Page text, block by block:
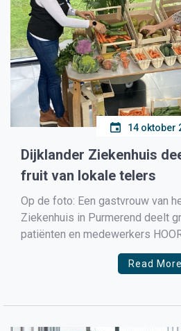
14 oktober
Dijklander Ziekenhuis
fruit van lokale telers
Op de foto: Een gastvrouw van
Ziekenhuis in Purmerend deelt
patiënten en medewerkers
Nationale Groente- en Fruitdag,
locaties kleurrijke groente en
Read More